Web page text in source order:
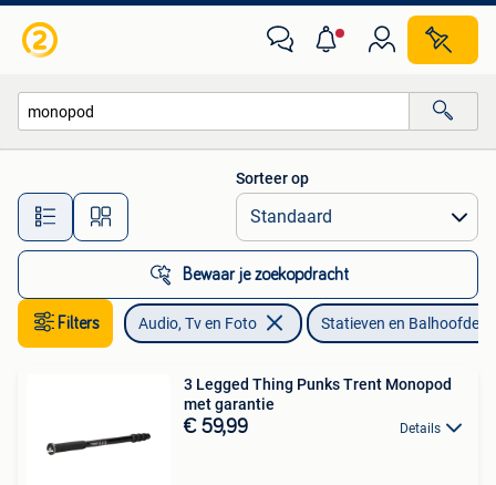
Alle afstanden…
Sorteer op
Bewaar je zoekopdracht
Filters Audio, Tv en Foto Statieven en Balhoofden
3 Legged Thing Punks Trent Monopod
met garantie
€ 59,99 Details